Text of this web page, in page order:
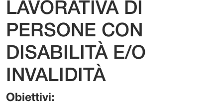
LAVORATIVA DI
PERSONE CON
DISABILITÀ E/O
INVALIDITÀ
Obiettivi: